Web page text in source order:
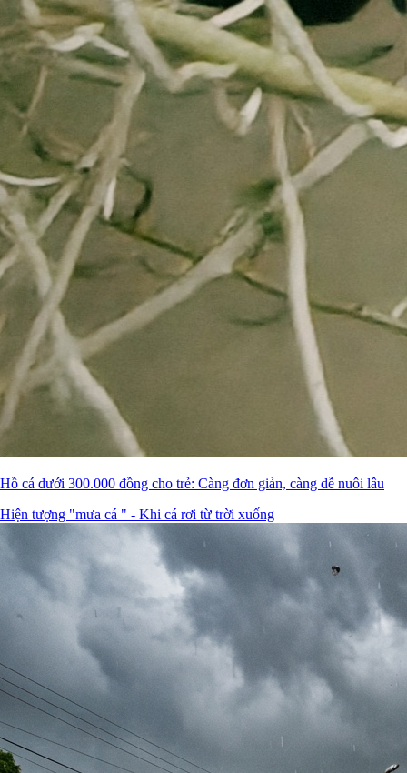
Hồ cá dưới 300.000 đồng cho trẻ: Càng đơn giản, càng dễ nuôi lâu
Hiện tượng "mưa cá " - Khi cá rơi từ trời xuống